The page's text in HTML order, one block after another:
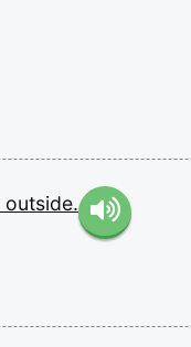
outside.